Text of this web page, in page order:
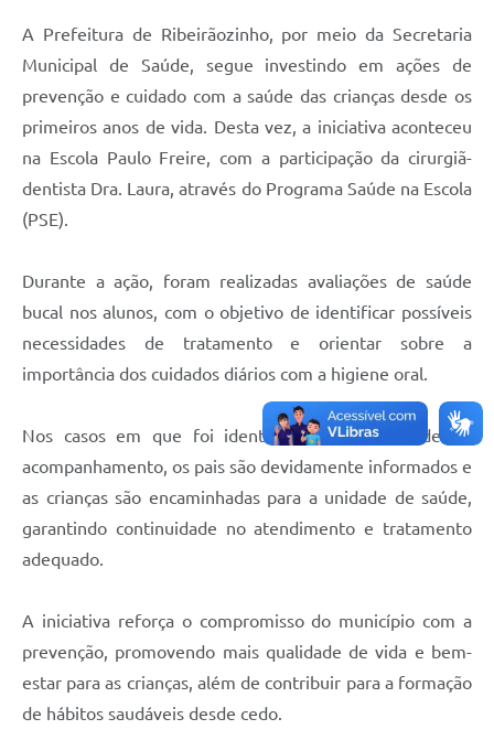
A Prefeitura de Ribeirãozinho, por meio da Secretaria
Municipal de Saúde, segue investindo em ações de
prevenção e cuidado com a saúde das crianças desde os
primeiros anos de vida. Desta vez, a iniciativa aconteceu
na Escola Paulo Freire, com a participação da cirurgiã-
dentista Dra. Laura, através do Programa Saúde na Escola
(PSE).
Durante a ação, foram realizadas avaliações de saúde
bucal nos alunos, com o objetivo de identificar possíveis
necessidades de tratamento e orientar sobre a
importância dos cuidados diários com a higiene oral.
Nos casos em que foi identificada a necessidade de
acompanhamento, os pais são devidamente informados e
as crianças são encaminhadas para a unidade de saúde,
garantindo continuidade no atendimento e tratamento
adequado.
A iniciativa reforça o compromisso do município com a
prevenção, promovendo mais qualidade de vida e bem-
estar para as crianças, além de contribuir para a formação
de hábitos saudáveis desde cedo.